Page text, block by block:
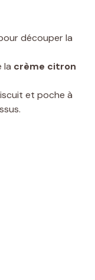
découper la
la crème citron
et poche à